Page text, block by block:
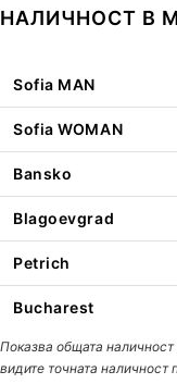
НАЛИЧНОСТ В
Sofia MAN
Sofia WOMAN
Bansko
Blagoevgrad
Petrich
Bucharest
Показва общата
видите точната наличност